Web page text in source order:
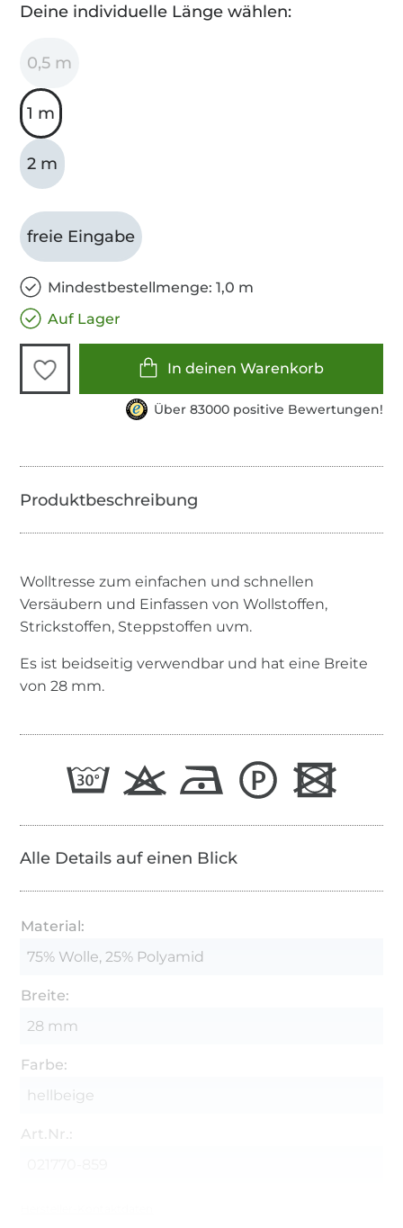
Deine individuelle Länge wählen:
0,5 m
1 m
2 m
freie Eingabe
Mindestbestellmenge: 1,0 m
Auf Lager
In deinen Warenkorb
Über 83000 positive Bewertungen!
Wolltresse zum einfachen und schnellen
Versäubern und Einfassen von Wollstoffen,
Strickstoffen, Steppstoffen uvm.
Es ist beidseitig verwendbar und hat eine Breite
von 28 mm.
Alle Details auf einen Blick
Material:
75% Wolle, 25% Polyamid
Breite:
28 mm
Farbe:
hellbeige
Art.Nr.: